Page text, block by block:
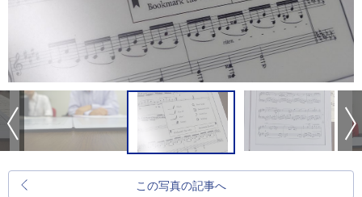
この写真の記事へ